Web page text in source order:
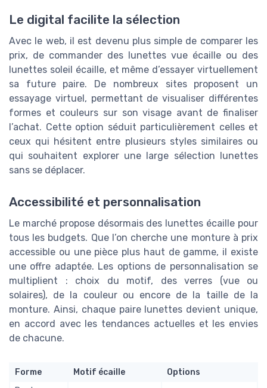
Le digital facilite la sélection
Avec le web, il est devenu plus simple de comparer les
prix, de commander des lunettes vue écaille ou des
lunettes soleil écaille, et même d’essayer virtuellement
sa future paire. De nombreux sites proposent un
essayage virtuel, permettant de visualiser différentes
formes et couleurs sur son visage avant de finaliser
l’achat. Cette option séduit particulièrement celles et
ceux qui hésitent entre plusieurs styles similaires ou
qui souhaitent explorer une large sélection lunettes
sans se déplacer.
Accessibilité et personnalisation
Le marché propose désormais des lunettes écaille pour
tous les budgets. Que l’on cherche une monture à prix
accessible ou une pièce plus haut de gamme, il existe
une offre adaptée. Les options de personnalisation se
multiplient : choix du motif, des verres (vue ou
solaires), de la couleur ou encore de la taille de la
monture. Ainsi, chaque paire lunettes devient unique,
en accord avec les tendances actuelles et les envies
de chacune.
Forme Motif écaille
Options